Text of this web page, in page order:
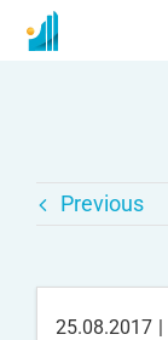
Previous
25.08.2017 |